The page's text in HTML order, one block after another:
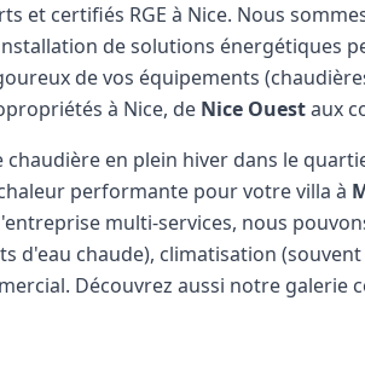
et certifiés RGE à Nice. Nous
de solutions énergétiques
de vos équipements
à Nice, de Nice Ouestaux
en plein hiver dans le
performante pour votre villa à
multi-services, nous
d'eau chaude), climatisation
. Découvrez aussi notre galerie